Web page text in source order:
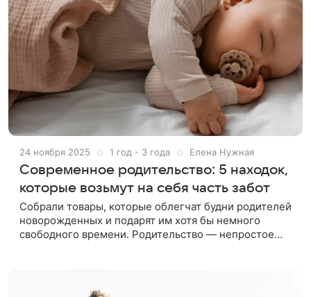
24 ноября 2025 1 год - 3 года Елена Нужная
Современное родительство: 5 находок,
которые возьмут на себя часть забот
Собрали товары, которые облегчат будни родителей
новорожденных и подарят им хотя бы немного
свободного времени. Родительство — непростое